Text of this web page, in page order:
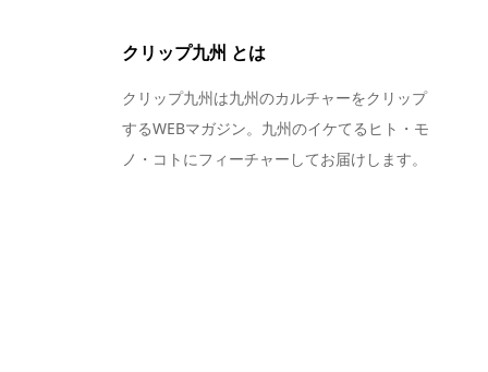
クリップ九州 とは
クリップ九州は九州のカルチャーをクリップ
するWEBマガジン。九州のイケてるヒト・モ
ノ・コトにフィーチャーしてお届けします。